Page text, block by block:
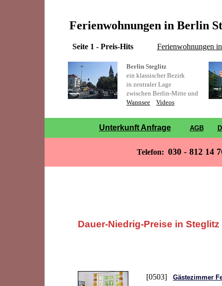
Ferienwohnungen in Berlin
Seite 1 - Preis-Hits Ferienwohnungen
Berlin Steglitz
ein klassischer Bezirk
in zentraler Lage
zwischen Berlin-Mitte und
Wannsee
Videos
Unterkunft Anfrage AGB
Telefon: 030 - 812 14
Dauer-Niedrig-Preise in Steglitz
[0503] Gästezimmer